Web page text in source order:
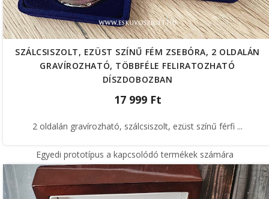
SZÁLCSISZOLT, EZÜST SZÍNŰ FÉM ZSEBÓRA, 2 OLDALÁN
GRAVÍROZHATÓ, TÖBBFÉLE FELIRATOZHATÓ
DÍSZDOBOZBAN
17 999 Ft
2 oldalán gravírozható, szálcsiszolt, ezüst színű férfi ...
Egyedi prototípus a kapcsolódó termékek számára